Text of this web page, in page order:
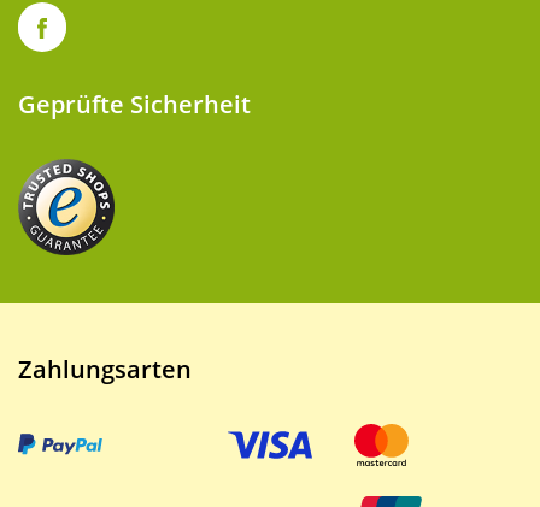
Geprüfte Sicherheit
Zahlungsarten